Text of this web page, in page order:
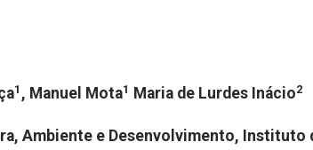
1 , Manuel Mota1 Maria de Lurdes Inácio2
Ambiente e Desenvolvimento, Instituto